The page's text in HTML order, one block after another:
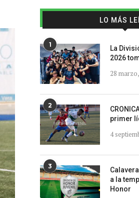
LO MÁS
1
La
2026
28
2
primer
4
3
a la
Honor